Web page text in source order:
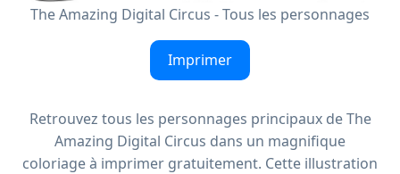
The Amazing Digital Circus - Tous les personnages
Imprimer
Retrouvez tous les personnages principaux de The
Amazing Digital Circus dans un magnifique
coloriage à imprimer gratuitement. Cette illustration